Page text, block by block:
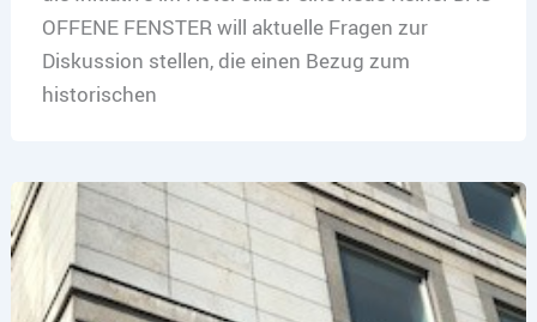
OFFENE FENSTER will aktuelle Fragen zur
Diskussion stellen, die einen Bezug zum
historischen